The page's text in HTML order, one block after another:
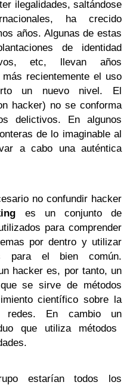
ilegalidades, saltándose
ha crecido
años. Algunas de estas
de identidad
etc, llevan años
recientemente el uso
un nuevo nivel. El
hacker) no se conforma
delictivos. En algunos
de lo imaginable al
a cabo una auténtica
no confundir hacker
es un conjunto de
para comprender
por dentro y utilizar
para el bien común.
hacker es, por tanto, un
se sirve de métodos
científico sobre la
redes. En cambio un
que utiliza métodos
estarían todos los